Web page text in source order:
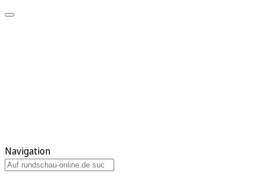
Navigation